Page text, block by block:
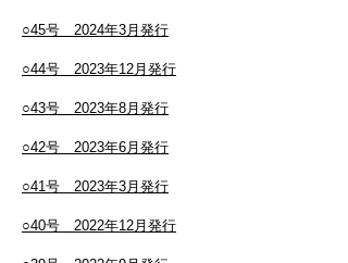
○45号 2024年3月発行
○44号 2023年12月発行
○43号 2023年8月発行
○42号 2023年6月発行
○41号 2023年3月発行
○40号 2022年12月発行